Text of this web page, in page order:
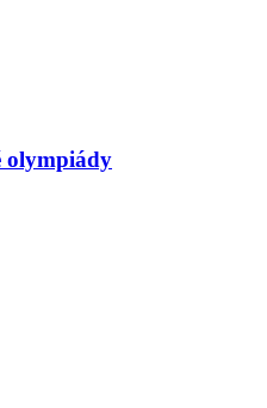
olympiády